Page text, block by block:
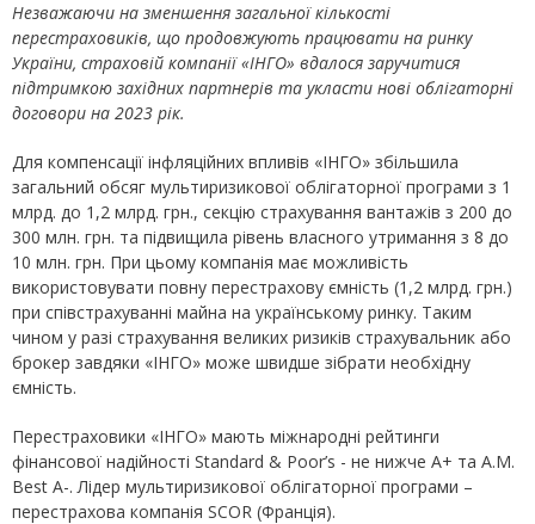
Незважаючи на зменшення загальної кількості
перестраховиків, що продовжують працювати на ринку
України, страховій компанії «ІНГО» вдалося заручитися
підтримкою західних партнерів та укласти нові облігаторні
договори на 2023 рік.
Для компенсації інфляційних впливів «ІНГО» збільшила
загальний обсяг мультиризикової облігаторної програми з 1
млрд. до 1,2 млрд. грн., секцію страхування вантажів з 200 до
300 млн. грн. та підвищила рівень власного утримання з 8 до
10 млн. грн. При цьому компанія має можливість
використовувати повну перестрахову ємність (1,2 млрд. грн.)
при співстрахуванні майна на українському ринку. Таким
чином у разі страхування великих ризиків страхувальник або
брокер завдяки «ІНГО» може швидше зібрати необхідну
ємність.
Перестраховики «ІНГО» мають міжнародні рейтинги
фінансової надійності Standard & Poor’s - не нижче А+ та A.M.
Best A-. Лідер мультиризикової облігаторної програми –
перестрахова компанія SCOR (Франція).